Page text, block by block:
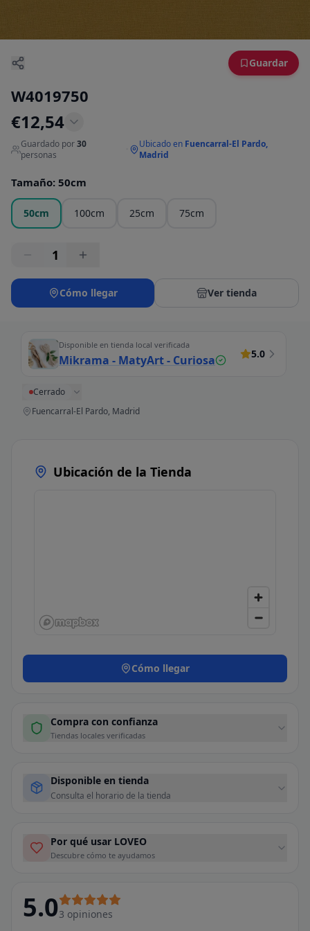
Guardar
W4019750
€12,54
Guardado por30
personas
Ubicado en Fuencarral-El Pardo,
Madrid
Tamaño: 50cm
50cm 100cm 25cm 75cm
1
Cómo llegar Ver tienda
Disponible en tienda local verificada
Mikrama - MatyArt - Curiosa 5.0
Cerrado
Fuencarral-El Pardo, Madrid
Ubicación de la Tienda
Cómo llegar
Compra con confianza
Tiendas locales verificadas
Disponible en tienda
Consulta el horario de la tienda
Por qué usar LOVEO
Descubre cómo te ayudamos
5.03 opiniones